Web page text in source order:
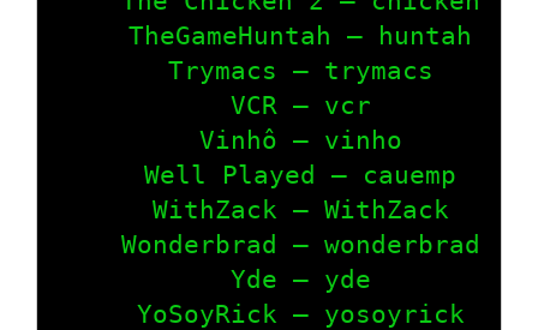
    TheGameHuntah – huntah
    Trymacs – trymacs
    VCR – vcr
    Vinhô – vinho
    Well Played – cauemp
    WithZack – WithZack
    Wonderbrad – wonderbrad
    Yde – yde
    YoSoyRick – yosoyrick